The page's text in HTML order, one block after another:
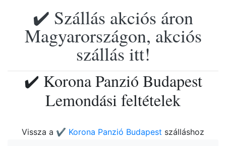
✔️ Szállás akciós áron
Magyarországon, akciós
szállás itt!
✔️ Korona Panzió Budapest
Lemondási feltételek
Vissza a ✔️ Korona Panzió Budapest szálláshoz